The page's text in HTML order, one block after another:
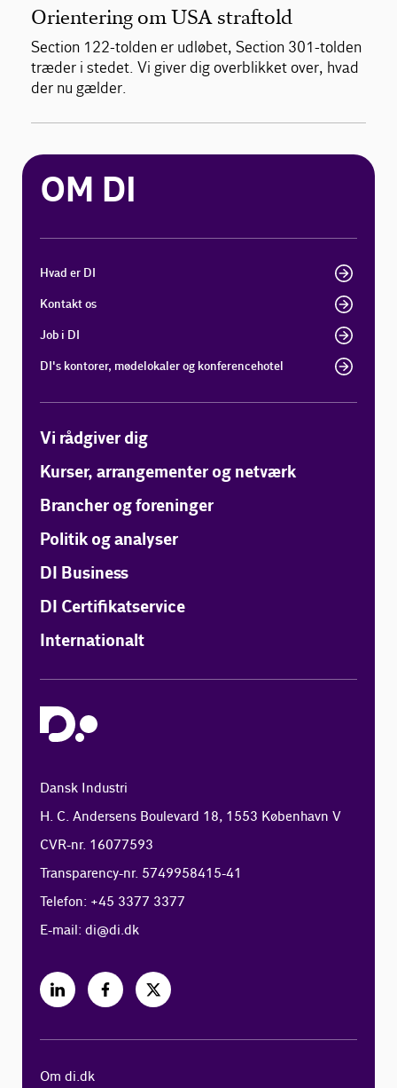
Orientering om USA straftold
Section 122-tolden er udløbet, Section 301-tolden
træder i stedet. Vi giver dig overblikket over, hvad
der nu gælder.
OM DI
Hvad er DI
Kontakt os
Job i DI
DI's kontorer, mødelokaler og konferencehotel
Vi rådgiver dig
Kurser, arrangementer og netværk
Brancher og foreninger
Politik og analyser
DI Business
DI Certifikatservice
Internationalt
Dansk Industri
H. C. Andersens Boulevard 18, 1553 København V
CVR-nr. 16077593
Transparency-nr. 5749958415-41
Telefon: +45 3377 3377
E-mail:di@di.dk
Om di.dk